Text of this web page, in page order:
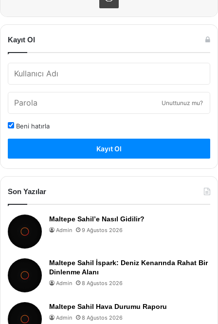
Kayıt Ol
Unuttunuz mu?
Beni hatırla
Kayıt Ol
Son Yazılar
Maltepe Sahil’e Nasıl Gidilir?
Admin 9 Ağustos 2026
Maltepe Sahil İspark: Deniz Kenarında Rahat Bir
Dinlenme Alanı
Admin 8 Ağustos 2026
Maltepe Sahil Hava Durumu Raporu
Admin 8 Ağustos 2026